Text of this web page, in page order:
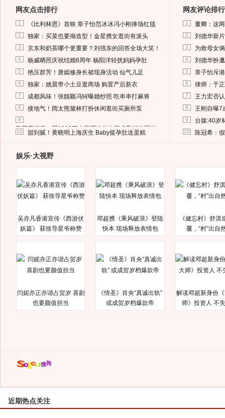
网友点击排行
1 《比利林恩》首映 章子怡范冰冰冯小刚捧场红毯
2 独家：买菜也要拗造型！金星携女逛街有派头
3 京东和奶茶哪个更重要？刘强东的回答全场大笑！
4 杨威晒照庆祝结婚8周年 杨阳洋轻抚妈妈孕肚
5 艳压群芳！唐嫣修身长裙现身活动 仙气儿足
6 独家：姚晨带小土豆逛商场 购置产后新衣
7 成都风味！张靓颖冯轲曝婚纱照 吃串串打麻将
8 接地气！阔太熊黛林打扮休闲逛街买厕所泵
9
马蓉离婚后，砸1000万人民币给媒体要求删掉这照片
10 甜到腻！黄晓明上海庆生 Baby挺孕肚送蛋糕
网友评论排行
1 董卿：这
2 刘德华新
3 为救母女
4 刘德华扮
5 章子怡斥
6 律师：于
7 王力宏否
8 王刚自曝7
9 台媒:40岁
10 陈冠希：
娱乐·大视野
吴亦凡香港宣传《西游伏
妖篇》 获徐导星爷称赞
邓超携《乘风破浪》登陆
快本 现场释放表情包
《健忘村》舒淇
覆，“村”出自
闫妮亦正亦谐占贺岁 喜剧
也要颜值担当
《情圣》肖央“真诚出轨”
或成贺岁档爆款帝
解读邓超新身份
师》投资人 不
近期热点关注